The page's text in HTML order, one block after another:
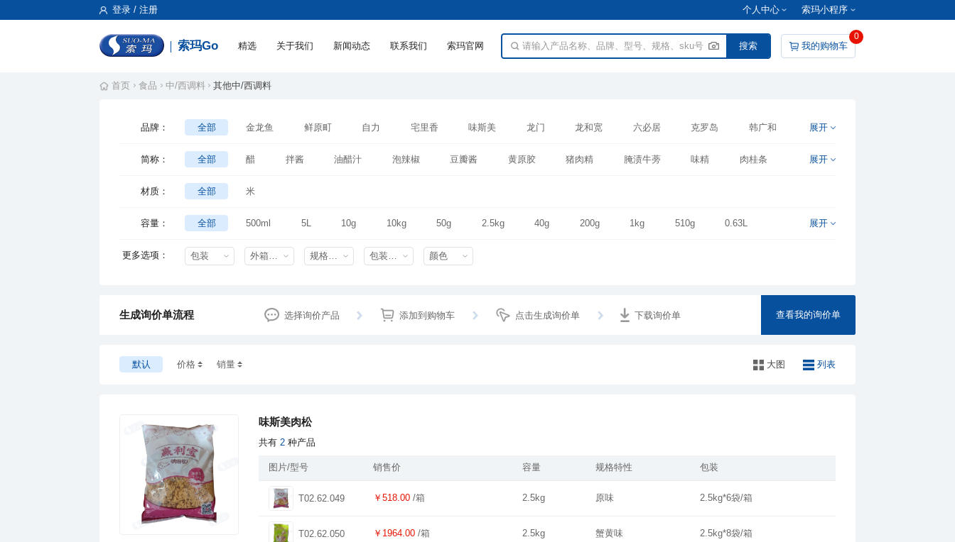
登录 / 注册 个人中心 索玛小程序
索玛Go 精选 关于我们 新闻动态 联系我们 索玛官网 我的购物车
0
首页 食品 中/西调料 其他中/西调料
品牌： 全部 金龙鱼 鲜原町 自力 宅里香 味斯美 龙门 龙和宽 六必居 克罗岛 韩广和
港阳 阜丰 福猴 鼎丰 典林 保宁 低卡博士 乌江 四季宝 味好美
展开
简称： 全部 醋 拌酱 油醋汁 泡辣椒 豆瓣酱 黄原胶 猪肉精 腌渍牛蒡 味精 肉桂条
甜面酱
展开
材质： 全部 米
容量： 全部 500ml 5L 10g 10kg 50g 2.5kg 40g 200g 1kg 510g 0.63L
5kg 25kg 20kg 2kg 4.9L 1.8kg
展开
更多选项： 包装 外箱尺寸mm 规格特性 包装形式 颜色
生成询价单流程 选择询价产品 添加到购物车 点击生成询价单 下载询价单 查看我的询价单
默认 价格 销量 大图 列表
味斯美肉松
共有 2 种产品
图片/型号 销售价 容量 规格特性 包装
T02.62.049 ￥518.00 /箱 2.5kg 原味 2.5kg*6袋/箱
T02.62.050 ￥1964.00 /箱 2.5kg 蟹黄味 2.5kg*8袋/箱